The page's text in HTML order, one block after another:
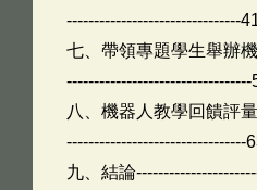
--------------------------------
七、帶領專題學生舉辦
----------------------------------
八、機器人教學回饋評
---------------------------------
九、結論